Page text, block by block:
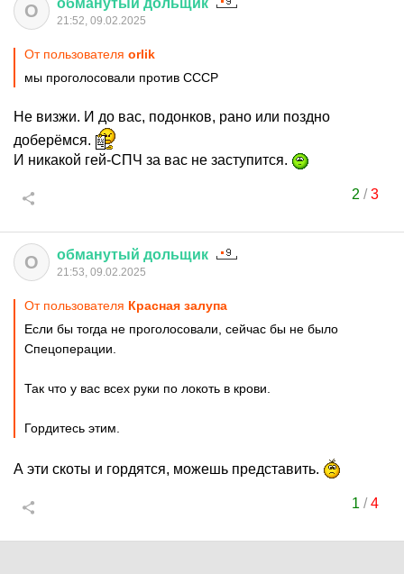
О обманутый дольщик
21:52, 09.02.2025
От пользователя orlik
мы проголосовали против СССР
Не визжи. И до вас, подонков, рано или поздно
доберёмся.
И никакой гей-СПЧ за вас не заступится.
2 /3
О обманутый дольщик
21:53, 09.02.2025
От пользователя Красная залупа
Если бы тогда не проголосовали, сейчас бы не было
Спецоперации.
Так что у вас всех руки по локоть в крови.
Гордитесь этим.
А эти скоты и гордятся, можешь представить.
1 /4